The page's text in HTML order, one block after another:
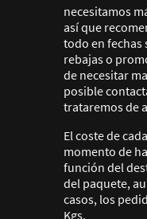
necesitamos
así que
todo en fechas
rebajas o
de necesitar
posible
trataremos de
El coste de
momento de
función del
del paquete,
casos, los
Kgs.